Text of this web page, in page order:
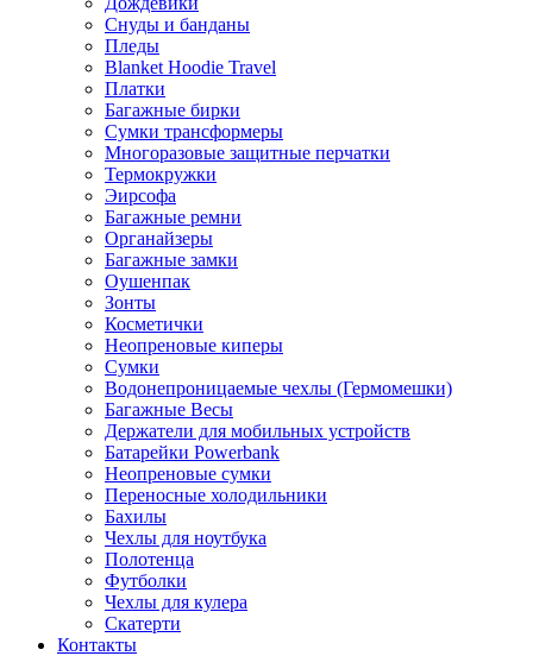
Снуды и банданы
Пледы
Blanket Hoodie Travel
Платки
Багажные бирки
Сумки трансформеры
Многоразовые защитные перчатки
Термокружки
Эирсофа
Багажные ремни
Органайзеры
Багажные замки
Оушенпак
Зонты
Косметички
Неопреновые киперы
Сумки
Водонепроницаемые чехлы (Гермомешки)
Багажные Весы
Держатели для мобильных устройств
Батарейки Powerbank
Неопреновые сумки
Переносные холодильники
Бахилы
Чехлы для ноутбука
Полотенца
Футболки
Чехлы для кулера
Скатерти
Контакты